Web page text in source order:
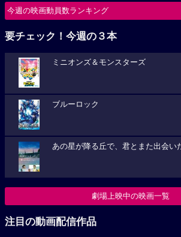
今週の映画動員数ランキング
要チェック！今週の３本
ミニオンズ＆モンスターズ
ブルーロック
あの星が降る丘で、君とまた出会い
劇場上映中の映画一覧
注目の動画配信作品